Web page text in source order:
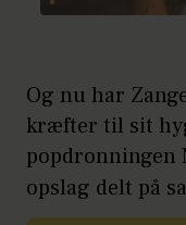
Og nu har
kræfter til sit
popdronningen
opslag delt på